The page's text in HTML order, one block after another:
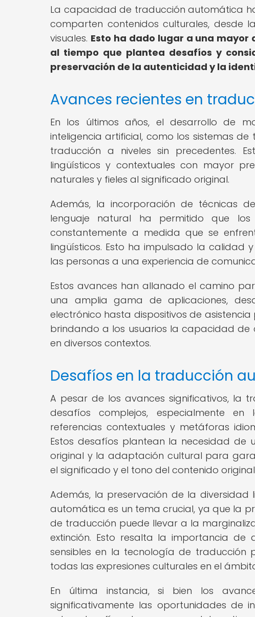
La capacidad de traducción automática
comparten contenidos culturales, desde
visuales. Esto ha dado lugar a una
al tiempo que plantea desafíos y
preservación de la autenticidad y la
Avances recientes en
En los últimos años, el desarrollo de
inteligencia artificial, como los sistemas
traducción a niveles sin precedentes.
lingüísticos y contextuales con mayor
naturales y fieles al significado original.
Además, la incorporación de técnicas
lenguaje natural ha permitido que
constantemente a medida que se
lingüísticos. Esto ha impulsado la calidad
las personas a una experiencia de
Estos avances han allanado el camino
una amplia gama de aplicaciones,
electrónico hasta dispositivos de
brindando a los usuarios la capacidad de
en diversos contextos.
Desafíos en la traducción
A pesar de los avances significativos, la
desafíos complejos, especialmente
referencias contextuales y metáforas
Estos desafíos plantean la necesidad de
original y la adaptación cultural para
el significado y el tono del contenido
Además, la preservación de la
automática es un tema crucial, ya que la
de traducción puede llevar a la
extinción. Esto resalta la importancia de
sensibles en la tecnología de
todas las expresiones culturales en el
En última instancia, si bien los
significativamente las oportunidades de